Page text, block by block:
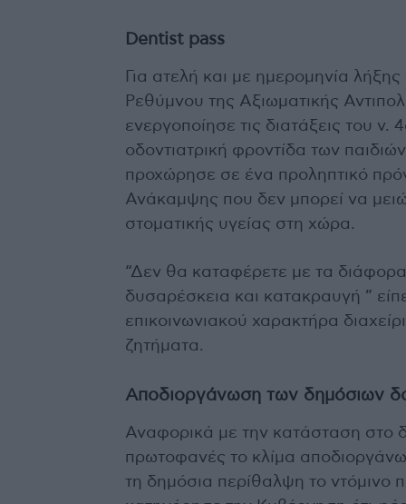
Dentist pass
Για ατελή και με ημερομηνία
Ρεθύμνου της Αξιωματικής
ενεργοποίησε τις διατάξεις του ν.
οδοντιατρική φροντίδα των
προχώρησε σε ένα προληπτικό
Ανάκαμψης που δεν μπορεί να
στοματικής υγείας στη χώρα.
“Δεν θα καταφέρετε με τα
δυσαρέσκεια και κατακραυγή ”
επικοινωνιακού χαρακτήρα
ζητήματα.
Αποδιοργάνωση των δημόσιων
Αναφορικά με την κατάσταση στο
πρωτοφανές το κλίμα
τη δημόσια περίθαλψη το ντόμινο